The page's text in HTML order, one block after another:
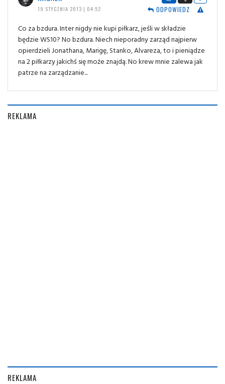
19 STYCZNIA 2013 | 04:52
ODPOWIEDZ
Co za bzdura. Inter nigdy nie kupi piłkarz, jeśli w składzie
będzie WS10? No bzdura. Niech nieporadny zarząd najpierw
opierdzieli Jonathana, Marigę, Stanko, Alvareza, to i pieniądze
na 2 piłkarzy jakichś się może znajdą. No krew mnie zalewa jak
patrze na zarządzanie...
REKLAMA
REKLAMA